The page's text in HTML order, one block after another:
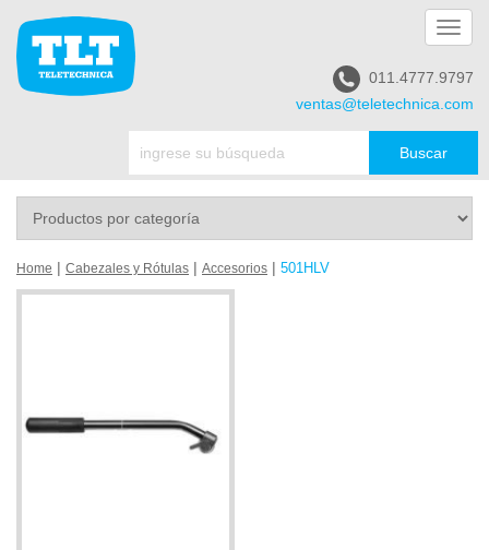
011.4777.9797
ventas@teletechnica.com
Home | Cabezales y Rótulas | Accesorios | 501HLV